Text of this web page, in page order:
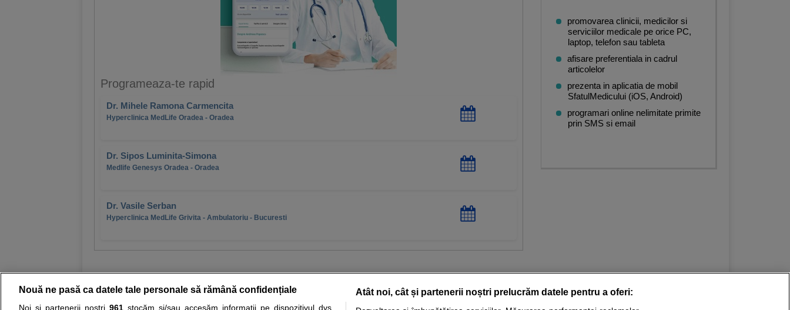
Programeaza-te rapid
Dr. Mihele Ramona Carmencita
Hyperclinica MedLife Oradea - Oradea
Dr. Sipos Luminita-Simona
Medlife Genesys Oradea - Oradea
Dr. Vasile Serban
Hyperclinica MedLife Grivita - Ambulatoriu - Bucuresti
promovarea clinicii, medicilor si
serviciilor medicale pe orice PC,
laptop, telefon sau tableta
afisare preferentiala in cadrul
articolelor
prezenta in aplicatia de mobil
SfatulMedicului (iOS, Android)
programari online nelimitate primite
prin SMS si email
Nouă ne pasă ca datele tale personale să rămână confidențiale
Noi și partenerii noștri 961stocăm și/sau accesăm informații pe dispozitivul dvs.,
Atât noi, cât și partenerii noștri prelucrăm datele pentru a oferi: